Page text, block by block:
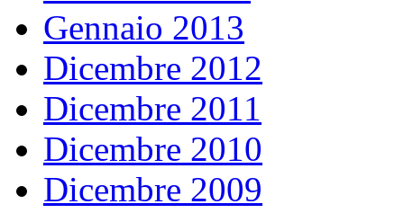
Gennaio 2013
Dicembre 2012
Dicembre 2011
Dicembre 2010
Dicembre 2009